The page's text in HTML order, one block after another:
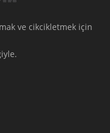
ve cikcikletmek için